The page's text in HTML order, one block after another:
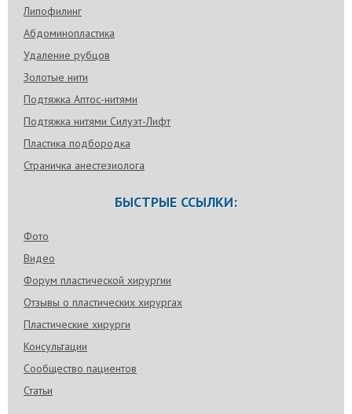
Липофилинг
Абдоминопластика
Удаление рубцов
Золотые нити
Подтяжка Аптос-нитями
Подтяжка нитями Силуэт-Лифт
Пластика подбородка
Страничка анестезиолога
БЫСТРЫЕ ССЫЛКИ:
Фото
Видео
Форум пластической хирургии
Отзывы о пластических хирургах
Пластические хирурги
Консультации
Сообщество пациентов
Статьи